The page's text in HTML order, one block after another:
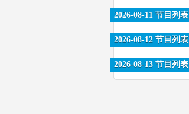
2026-08-11 节目列表
2026-08-12 节目列表
2026-08-13 节目列表